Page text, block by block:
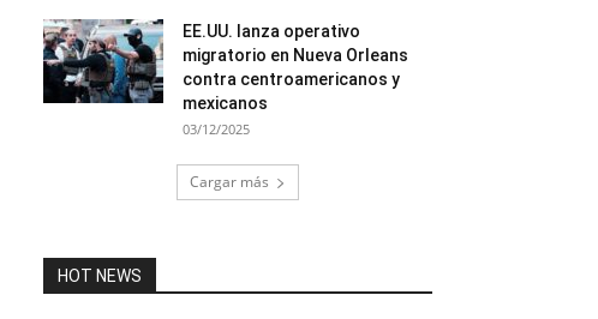
EE.UU. lanza operativo
migratorio en Nueva Orleans
contra centroamericanos y
mexicanos
03/12/2025
Cargar más
HOT NEWS